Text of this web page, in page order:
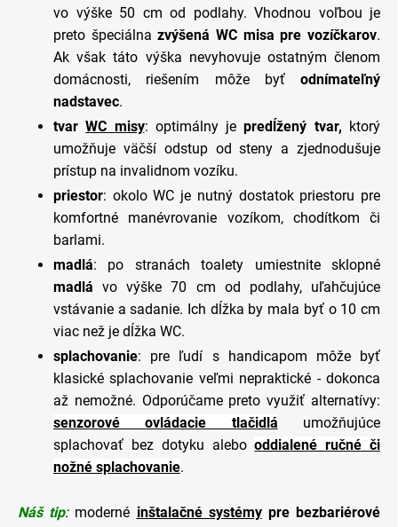
vo výške 50 cm od podlahy. Vhodnou voľbou je
preto špeciálnazvýšená WC misa pre vozíčkarov.
Ak však táto výška nevyhovuje ostatným členom
domácnosti, riešením môže byť odnímateľný
nadstavec.
tvar WC misy: optimálny jepredĺžený tvar, ktorý
umožňuje väčší odstup od steny a zjednodušuje
prístup na invalidnom vozíku.
priestor: okolo WC je nutný dostatok priestoru pre
komfortné manévrovanie vozíkom, chodítkom či
barlami.
madlá: po stranách toalety umiestnite sklopné
madlá vo výške 70 cm od podlahy, uľahčujúce
vstávanie a sadanie. Ich dĺžka by mala byť o 10 cm
viac než je dĺžka WC.
splachovanie: pre ľudí s handicapom môže byť
klasické splachovanie veľmi nepraktické - dokonca
až nemožné. Odporúčame preto využiť alternatívy:
senzorové ovládacie tlačidlá umožňujúce
splachovať bez dotyku alebooddialené ručné či
nožné splachovanie.
Náš tip:moderné inštalačné systémypre bezbariérové